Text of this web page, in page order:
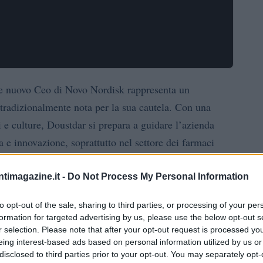
- Do Not Process My Personal Information
opt-out of the sale, sharing to third parties, or processing of your
for targeted advertising by us, please use the below opt-out
selection. Please note that after your opt-out request is processed
interest-based ads based on personal information utilized by us
to third parties prior to your opt-out. You may separately
Ceo di Novo Nordisk rappresenta un
nota per la sua cautela. Con una
culture, Doustdar si prepara a guidare l’azienda
e innovazione, soprattutto nel settore dei farmaci
ha avviato una serie di misure decisive per
riduzioni del personalee un rinnovato focus sui
nel competitivo mercato dei farmaci GLP-1.